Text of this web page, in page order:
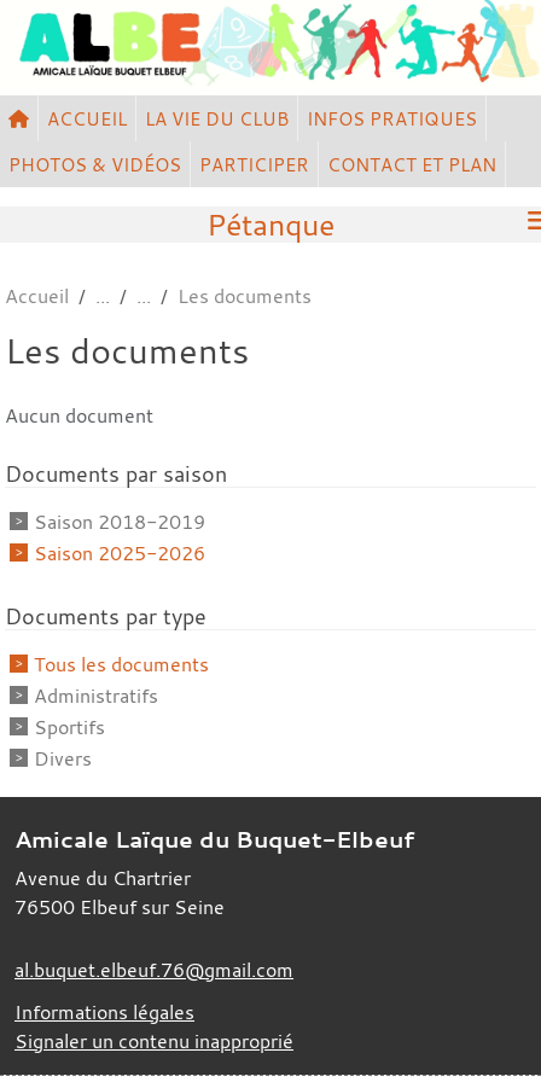
ACCUEIL LA VIE DU CLUB
INFOS PRATIQUES
PHOTOS & VIDÉOS
PARTICIPER CONTACT ET PLAN
Pétanque
Accueil Les documents
Les documents
Aucun document
Documents par saison
Saison 2018-2019
Saison 2025-2026
Documents par type
Tous les documents
Administratifs
Sportifs
Divers
Amicale Laïque du Buquet-Elbeuf
Avenue du Chartrier
76500 Elbeuf sur Seine
al.buquet.elbeuf.76@gmail.com
Informations légales
Signaler un contenu inapproprié
Panneau de gestion des cookies